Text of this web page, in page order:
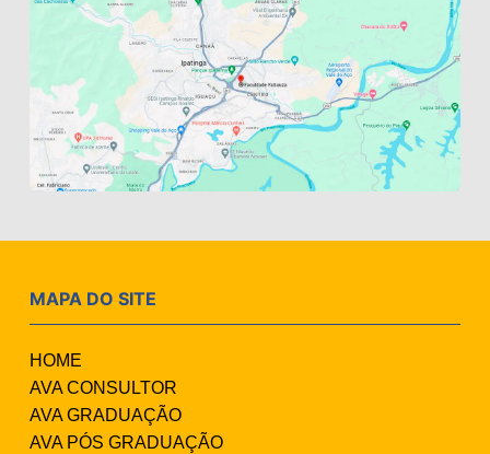
MAPA DO SITE
HOME
AVA CONSULTOR
AVA GRADUAÇÃO
AVA PÓS GRADUAÇÃO